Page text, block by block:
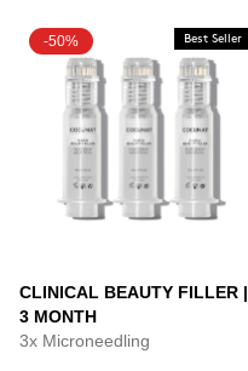
-50% Best Seller
CLINICAL BEAUTY FILLER |
3 MONTH
3x Microneedling